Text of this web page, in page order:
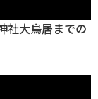
社大鳥居までの